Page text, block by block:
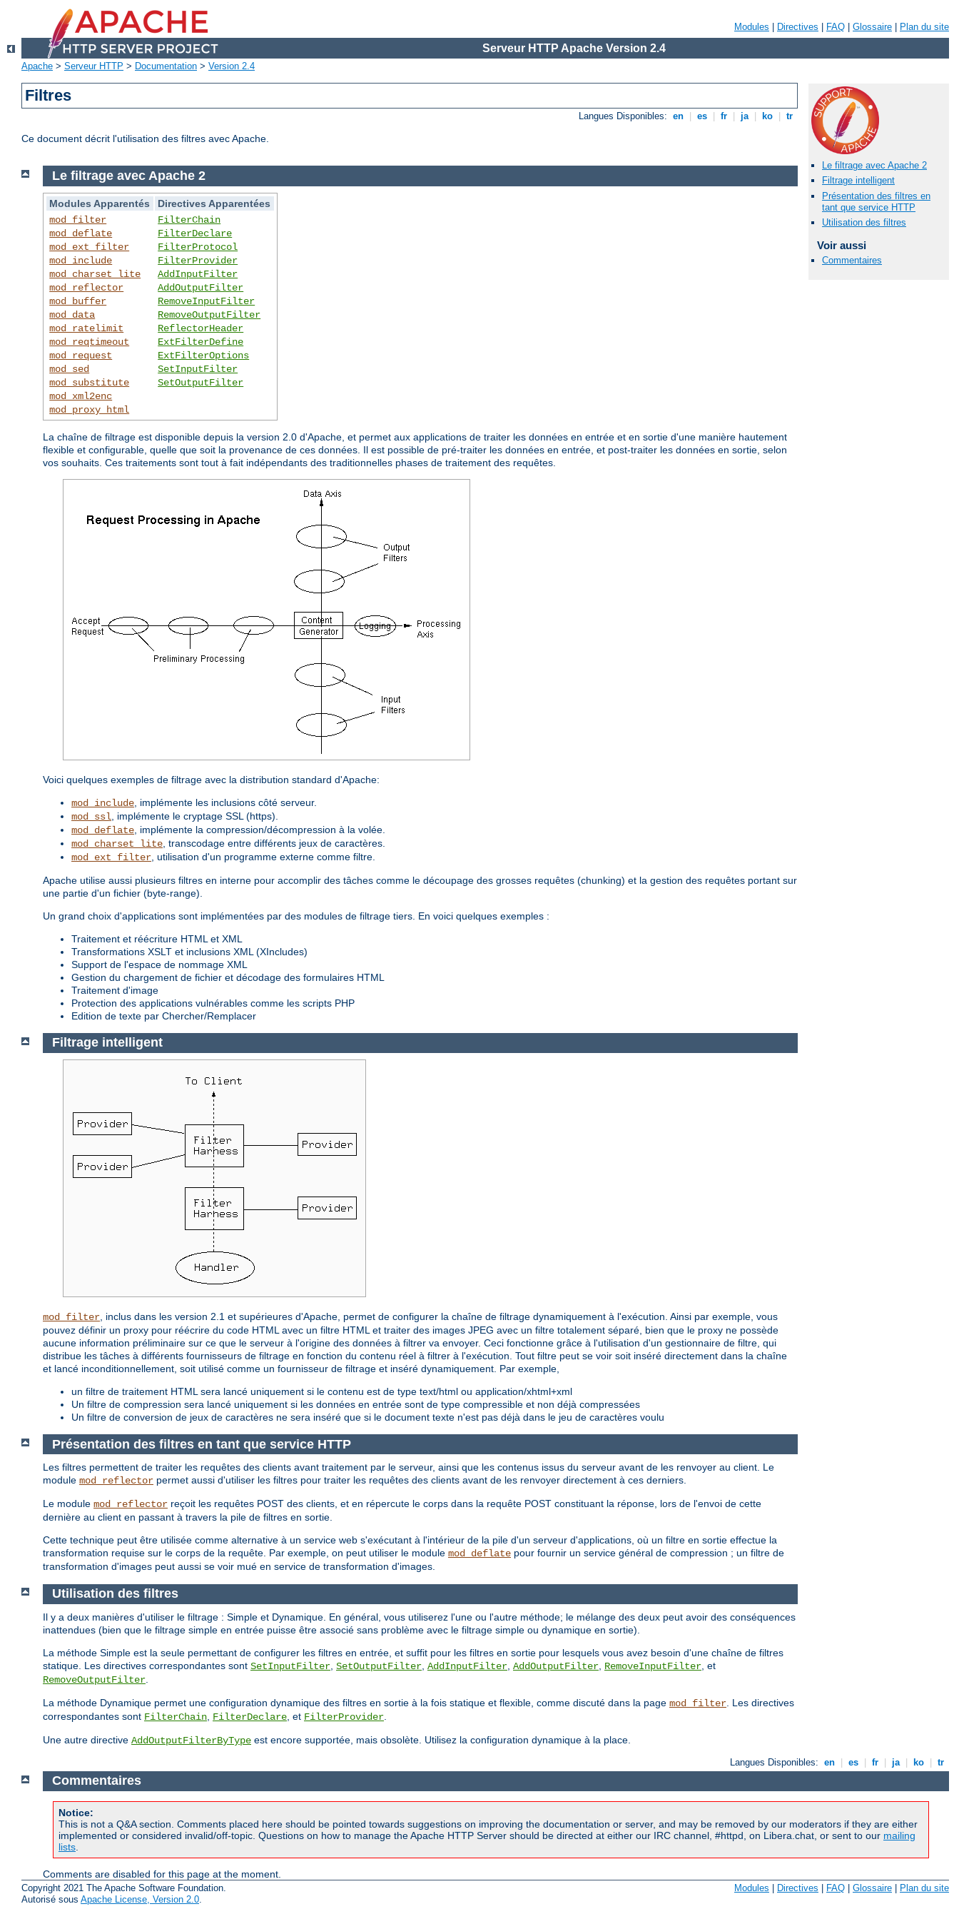
Modules Directives FAQ Glossaire Plan du site
Serveur HTTP Apache Version 2.4
Apache > Serveur HTTP > Documentation > Version 2.4
Filtres
Langues Disponibles: en es fr ja ko tr
Ce document décrit l'utilisation des filtres avec Apache.
Le filtrage avec Apache 2
Filtrage intelligent
Présentation des filtres en
tant que service HTTP
Utilisation des filtres
Voir aussi
Commentaires
Le filtrage avec Apache 2
Modules Apparentés
Directives Apparentées
mod_filter
mod_deflate
mod_ext_filter
mod_include
mod_charset_lite
mod_reflector
mod_buffer
mod_data
mod_ratelimit
mod_reqtimeout
mod_request
mod_sed
mod_substitute
mod_xml2enc
mod_proxy_html
FilterChain
FilterDeclare
FilterProtocol
FilterProvider
AddInputFilter
AddOutputFilter
RemoveInputFilter
RemoveOutputFilter
ReflectorHeader
ExtFilterDefine
ExtFilterOptions
SetInputFilter
SetOutputFilter
La chaîne de filtrage est disponible depuis la version 2.0 d'Apache, et permet aux applications de traiter les données en entrée et en sortie d'une manière hautement
flexible et configurable, quelle que soit la provenance de ces données. Il est possible de pré-traiter les données en entrée, et post-traiter les données en sortie, selon
vos souhaits. Ces traitements sont tout à fait indépendants des traditionnelles phases de traitement des requêtes.
Voici quelques exemples de filtrage avec la distribution standard d'Apache:
mod_include , implémente les inclusions côté serveur.
mod_ssl , implémente le cryptage SSL (https).
mod_deflate , implémente la compression/décompression à la volée.
mod_charset_lite , transcodage entre différents jeux de caractères.
mod_ext_filter , utilisation d'un programme externe comme filtre.
Apache utilise aussi plusieurs filtres en interne pour accomplir des tâches comme le découpage des grosses requêtes (chunking) et la gestion des requêtes portant sur
une partie d'un fichier (byte-range).
Un grand choix d'applications sont implémentées par des modules de filtrage tiers. En voici quelques exemples :
Traitement et réécriture HTML et XML
Transformations XSLT et inclusions XML (XIncludes)
Support de l'espace de nommage XML
Gestion du chargement de fichier et décodage des formulaires HTML
Traitement d'image
Protection des applications vulnérables comme les scripts PHP
Edition de texte par Chercher/Remplacer
Filtrage intelligent
mod_filter , inclus dans les version 2.1 et supérieures d'Apache, permet de configurer la chaîne de filtrage dynamiquement à l'exécution. Ainsi par exemple, vous
pouvez définir un proxy pour réécrire du code HTML avec un filtre HTML et traiter des images JPEG avec un filtre totalement séparé, bien que le proxy ne possède
aucune information préliminaire sur ce que le serveur à l'origine des données à filtrer va envoyer. Ceci fonctionne grâce à l'utilisation d'un gestionnaire de filtre, qui
distribue les tâches à différents fournisseurs de filtrage en fonction du contenu réel à filtrer à l'exécution. Tout filtre peut se voir soit inséré directement dans la chaîne
et lancé inconditionnellement, soit utilisé comme un fournisseur de filtrage et inséré dynamiquement. Par exemple,
un filtre de traitement HTML sera lancé uniquement si le contenu est de type text/html ou application/xhtml+xml
Un filtre de compression sera lancé uniquement si les données en entrée sont de type compressible et non déjà compressées
Un filtre de conversion de jeux de caractères ne sera inséré que si le document texte n'est pas déjà dans le jeu de caractères voulu
Présentation des filtres en tant que service HTTP
Les filtres permettent de traiter les requêtes des clients avant traitement par le serveur, ainsi que les contenus issus du serveur avant de les renvoyer au client. Le
module mod_reflector permet aussi d'utiliser les filtres pour traiter les requêtes des clients avant de les renvoyer directement à ces derniers.
Le module mod_reflector reçoit les requêtes POST des clients, et en répercute le corps dans la requête POST constituant la réponse, lors de l'envoi de cette
dernière au client en passant à travers la pile de filtres en sortie.
Cette technique peut être utilisée comme alternative à un service web s'exécutant à l'intérieur de la pile d'un serveur d'applications, où un filtre en sortie effectue la
transformation requise sur le corps de la requête. Par exemple, on peut utiliser le module mod_deflate pour fournir un service général de compression ; un filtre de
transformation d'images peut aussi se voir mué en service de transformation d'images.
Utilisation des filtres
Il y a deux manières d'utiliser le filtrage : Simple et Dynamique. En général, vous utiliserez l'une ou l'autre méthode; le mélange des deux peut avoir des conséquences
inattendues (bien que le filtrage simple en entrée puisse être associé sans problème avec le filtrage simple ou dynamique en sortie).
La méthode Simple est la seule permettant de configurer les filtres en entrée, et suffit pour les filtres en sortie pour lesquels vous avez besoin d'une chaîne de filtres
statique. Les directives correspondantes sont SetInputFilter SetOutputFilter AddInputFilter AddOutputFilter RemoveInputFilter , et
RemoveOutputFilter
La méthode Dynamique permet une configuration dynamique des filtres en sortie à la fois statique et flexible, comme discuté dans la page mod_filter . Les directives
correspondantes sont FilterChain FilterDeclare , et FilterProvider
Une autre directive AddOutputFilterByType est encore supportée, mais obsolète. Utilisez la configuration dynamique à la place.
Langues Disponibles: en es fr ja ko tr
Commentaires
Notice:
This is not a Q&A section. Comments placed here should be pointed towards suggestions on improving the documentation or server, and may be removed by our moderators if they are either
implemented or considered invalid/off-topic. Questions on how to manage the Apache HTTP Server should be directed at either our IRC channel, #httpd, on Libera.chat, or sent to our mailing
lists
Comments are disabled for this page at the moment.
Copyright 2021 The Apache Software Foundation.
Autorisé sous Apache License, Version 2.0
Modules | Directives | FAQ | Glossaire | Plan du site